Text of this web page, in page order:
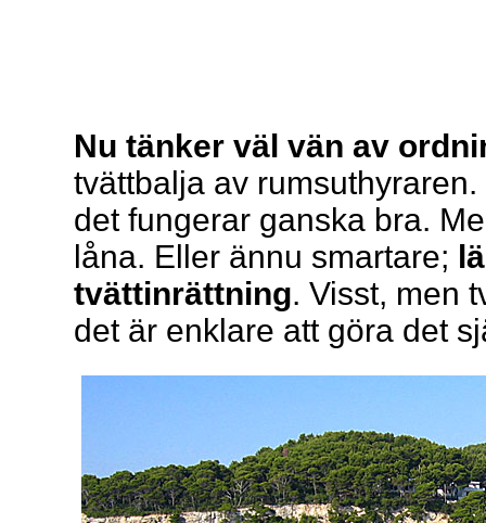
Nu tänker väl vän av
tvättbalja av
det fungerar ganska bra.
låna. Eller ännu smartare;
tvättinrättning. Visst, men
det är enklare att göra det